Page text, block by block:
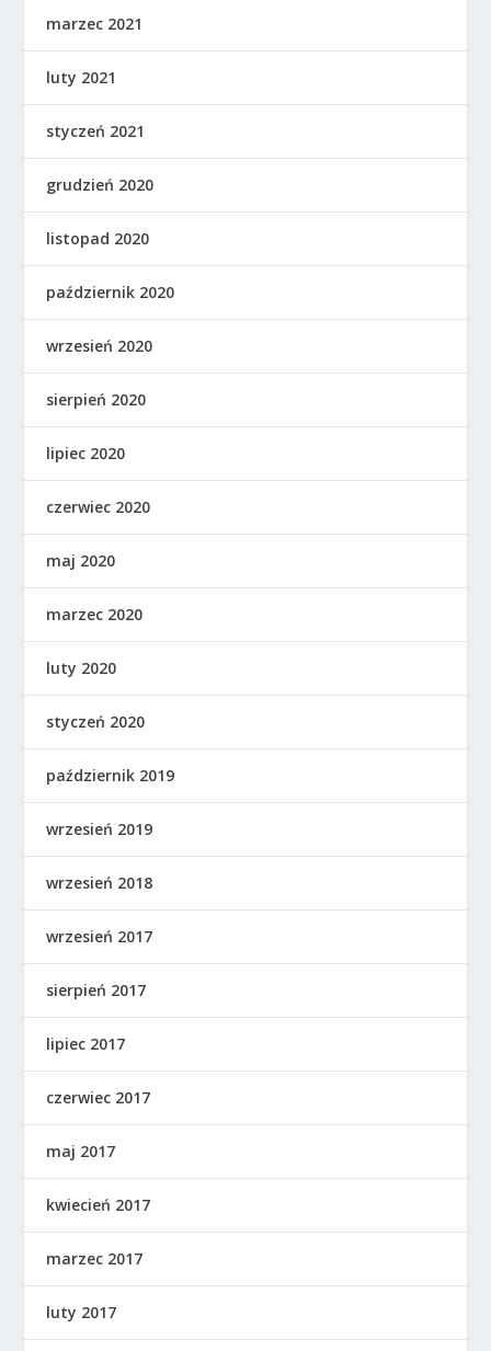
marzec 2021
luty 2021
styczeń 2021
grudzień 2020
listopad 2020
październik 2020
wrzesień 2020
sierpień 2020
lipiec 2020
czerwiec 2020
maj 2020
marzec 2020
luty 2020
styczeń 2020
październik 2019
wrzesień 2019
wrzesień 2018
wrzesień 2017
sierpień 2017
lipiec 2017
czerwiec 2017
maj 2017
kwiecień 2017
marzec 2017
luty 2017